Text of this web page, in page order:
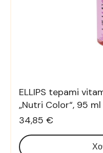
ELLIPS tepami
„Nutri Color“, 95 ml
34,85 €